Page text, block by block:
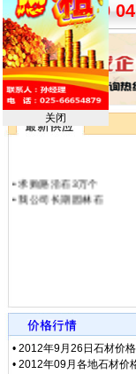
2026-08-10
•我公司长期园林石
• 2012年9月26日石材价
• 2012年09月各地石材价
关闭